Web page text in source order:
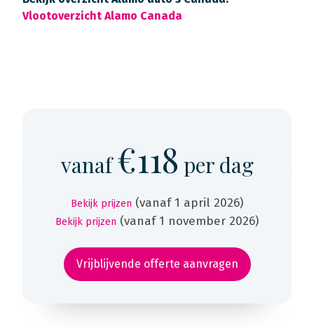
Vlootoverzicht Alamo Canada
vanaf€118 per dag
Bekijk prijzen (vanaf 1 april 2026)
Bekijk prijzen (vanaf 1 november 2026)
Vrijblijvende offerte aanvragen